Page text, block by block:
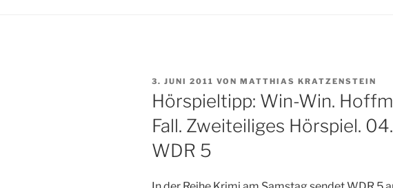
VERÖFFENTLICHT
AM
3. JUNI 2011 VON MATTHIAS KRATZENSTEIN
Hörspieltipp: Win-Win.
Fall. Zweiteiliges Hörspiel.
WDR 5